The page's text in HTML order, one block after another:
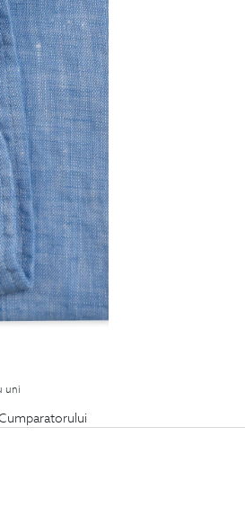
uni